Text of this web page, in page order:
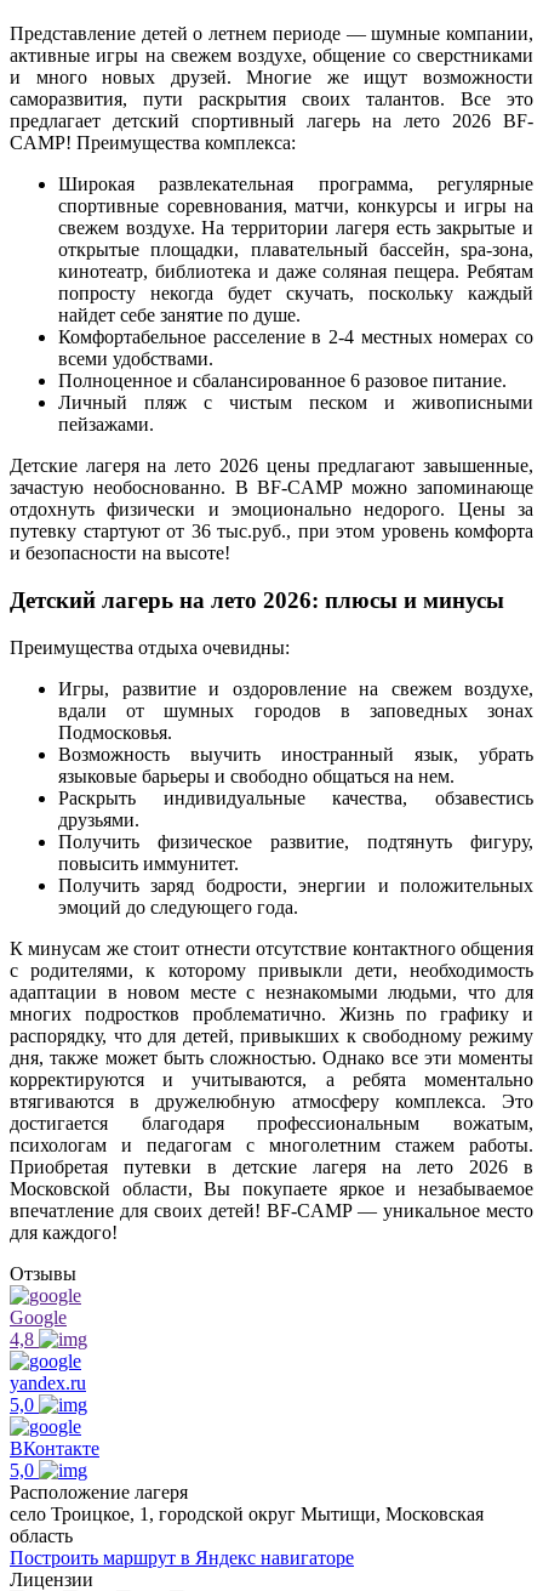
Представление детей о летнем периоде — шумные компании,
активные игры на свежем воздухе, общение со сверстниками
и много новых друзей. Многие же ищут возможности
саморазвития, пути раскрытия своих талантов. Все это
предлагает детский спортивный лагерь на лето 2026 BF-
CAMP! Преимущества комплекса:
Широкая развлекательная программа, регулярные
спортивные соревнования, матчи, конкурсы и игры на
свежем воздухе. На территории лагеря есть закрытые и
открытые площадки, плавательный бассейн, spa-зона,
кинотеатр, библиотека и даже соляная пещера. Ребятам
попросту некогда будет скучать, поскольку каждый
найдет себе занятие по душе.
Комфортабельное расселение в 2-4 местных номерах со
всеми удобствами.
Полноценное и сбалансированное 6 разовое питание.
Личный пляж с чистым песком и живописными
пейзажами.
Детские лагеря на лето 2026 цены предлагают завышенные,
зачастую необоснованно. В BF-CAMP можно запоминающе
отдохнуть физически и эмоционально недорого. Цены за
путевку стартуют от 36 тыс.руб., при этом уровень комфорта
и безопасности на высоте!
Детский лагерь на лето 2026: плюсы и минусы
Преимущества отдыха очевидны:
Игры, развитие и оздоровление на свежем воздухе,
вдали от шумных городов в заповедных зонах
Подмосковья.
Возможность выучить иностранный язык, убрать
языковые барьеры и свободно общаться на нем.
Раскрыть индивидуальные качества, обзавестись
друзьями.
Получить физическое развитие, подтянуть фигуру,
повысить иммунитет.
Получить заряд бодрости, энергии и положительных
эмоций до следующего года.
К минусам же стоит отнести отсутствие контактного общения
с родителями, к которому привыкли дети, необходимость
адаптации в новом месте с незнакомыми людьми, что для
многих подростков проблематично. Жизнь по графику и
распорядку, что для детей, привыкших к свободному режиму
дня, также может быть сложностью. Однако все эти моменты
корректируются и учитываются, а ребята моментально
втягиваются в дружелюбную атмосферу комплекса. Это
достигается благодаря профессиональным вожатым,
психологам и педагогам с многолетним стажем работы.
Приобретая путевки в детские лагеря на лето 2026 в
Московской области, Вы покупаете яркое и незабываемое
впечатление для своих детей! BF-CAMP — уникальное место
для каждого!
Отзывы
Google
4,8
yandex.ru
5,0
ВКонтакте
5,0
Расположение лагеря
село Троицкое, 1, городской округ Мытищи, Московская
область
Построить маршрут в Яндекс навигаторе
Лицензии